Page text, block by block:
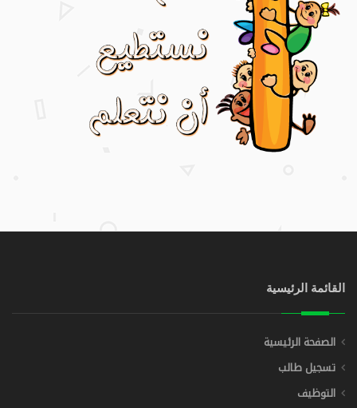
القائمة الرئيسية
الصفحة الرئيسية
تسجيل طالب
التوظيف